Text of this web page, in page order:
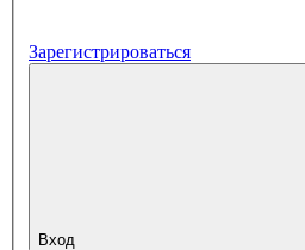
Зарегистрироваться
Вход